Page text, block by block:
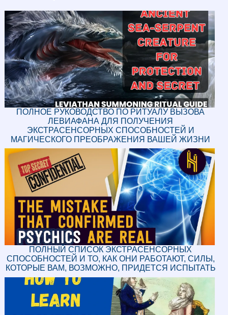
ПОЛНОЕ РУКОВОДСТВО ПО РИТУАЛУ ВЫЗОВА
ЛЕВИАФАНА ДЛЯ ПОЛУЧЕНИЯ
ЭКСТРАСЕНСОРНЫХ СПОСОБНОСТЕЙ И
МАГИЧЕСКОГО ПРЕОБРАЖЕНИЯ ВАШЕЙ ЖИЗНИ
ПОЛНЫЙ СПИСОК ЭКСТРАСЕНСОРНЫХ
СПОСОБНОСТЕЙ И ТО, КАК ОНИ РАБОТАЮТ, СИЛЫ,
КОТОРЫЕ ВАМ, ВОЗМОЖНО, ПРИДЕТСЯ ИСПЫТАТЬ